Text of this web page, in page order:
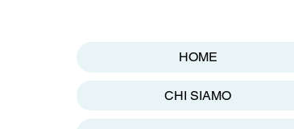
HOME
CHI SIAMO